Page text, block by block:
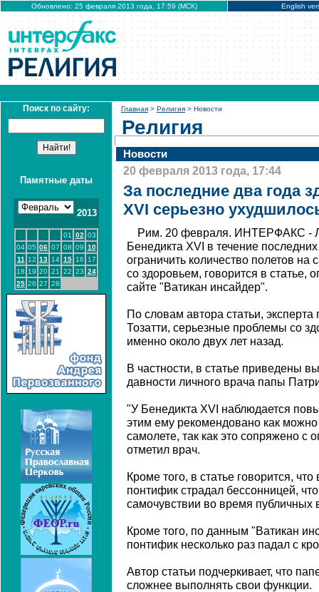
Обновлено: 25 февраля 2013 года, 17:59 (МСК) English
Поиск по сайту:
Памятные даты
2013
01 02 03
04 05 06 07 08 09 10
11
12 13 14 15 16
17
18 19 20 21 22 23 24
25 26 27 28
Главная > Религия > Новости
Религия
Новости
20 февраля 2013 года, 17:44
За последние два года
XVI серьезно
Рим. 20 февраля. ИНТЕРФАКС -
Бенедикта XVI в течение
ограничить количество полетов
со здоровьем, говорится в статье,
сайте "Ватикан инсайдер".
По словам автора статьи,
Тозатти, серьезные проблемы со
именно около двух лет назад.
В частности, в статье приведены
давности личного врача папы
"У Бенедикта XVI наблюдается
этим ему рекомендовано как
самолете, так как это сопряжено с
отметил врач.
Кроме того, в статье говорится,
понтифик страдал бессонницей,
самочувствии во время публичных
Кроме того, по данным "Ватикан
понтифик несколько раз падал с
Автор статьи подчеркивает, что
сложнее выполнять свои функции.